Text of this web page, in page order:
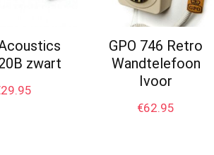
zwart
29.95
GPO 746 Retro
Wandtelefoon
Ivoor
€62.95